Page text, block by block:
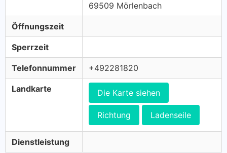
69509 Mörlenbach
Öffnungszeit
Sperrzeit
Telefonnummer +492281820
Landkarte Die Karte siehen
Richtung Ladenseile
Dienstleistung